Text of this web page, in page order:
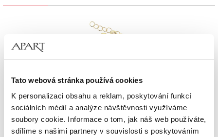
Tato webová stránka používá cookies
K personalizaci obsahu a reklam, poskytování funkcí
sociálních médií a analýze návštěvnosti využíváme
soubory cookie. Informace o tom, jak náš web používáte,
sdílíme s našimi partnery v souvislosti s poskytováním